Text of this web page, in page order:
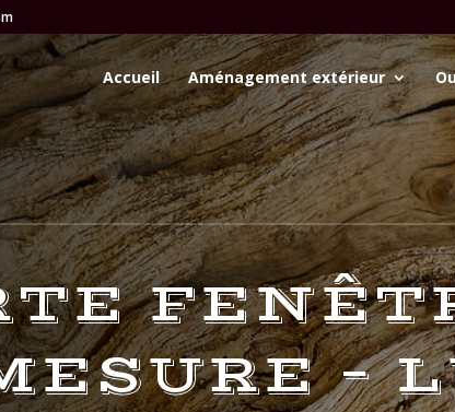
Accueil Aménagement extérieur
–